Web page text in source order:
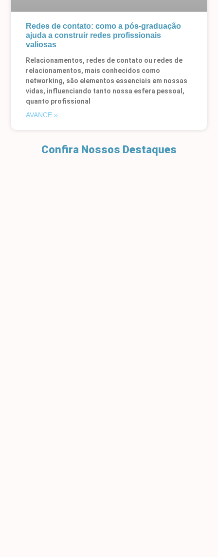
Redes de contato: como a pós-graduação
ajuda a construir redes profissionais
valiosas
Relacionamentos, redes de contato ou redes de
relacionamentos, mais conhecidos como
networking, são elementos essenciais em nossas
vidas, influenciando tanto nossa esfera pessoal,
quanto profissional
AVANCE »
Confira Nossos Destaques